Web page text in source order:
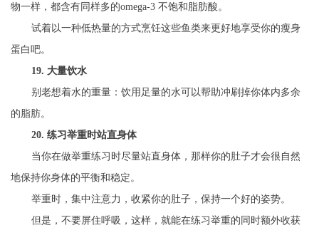
物一样，都含有同样多的omega-3 不饱和脂肪酸。
试着以一种低热量的方式烹饪这些鱼类来更好地享受你的瘦身
蛋白吧。
19. 大量饮水
别老想着水的重量：饮用足量的水可以帮助冲刷掉你体内多余
的脂肪。
20. 练习举重时站直身体
当你在做举重练习时尽量站直身体，那样你的肚子才会很自然
地保持你身体的平衡和稳定。
举重时，集中注意力，收紧你的肚子，保持一个好的姿势。
但是，不要屏住呼吸，这样，就能在练习举重的同时额外收获